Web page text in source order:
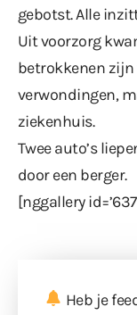
gebotst. Alle
Uit voorzorg
betrokkenen
verwondingen,
ziekenhuis.
Twee auto’s
door een berger.
[nggallery
Heb je